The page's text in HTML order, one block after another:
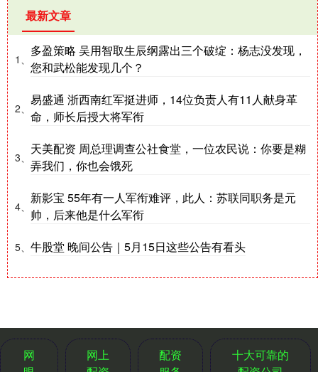
最新文章
1、
多盈策略 吴用智取生辰纲露出三个破绽：杨志没发现，
您和武松能发现几个？
2、
易盛通 浙西南红军挺进师，14位负责人有11人献身革
命，师长后授大将军衔
3、
天美配资 周总理调查公社食堂，一位农民说：你要是糊
弄我们，你也会饿死
4、
新影宝 55年有一人军衔难评，此人：苏联同职务是元
帅，后来他是什么军衔
5、 牛股堂 晚间公告｜5月15日这些公告有看头
网
网上
配资
十大可靠的